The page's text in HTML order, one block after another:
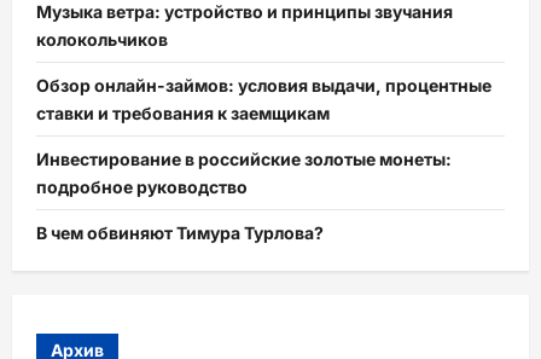
Музыка ветра: устройство и принципы звучания
колокольчиков
Обзор онлайн-займов: условия выдачи, процентные
ставки и требования к заемщикам
Инвестирование в российские золотые монеты:
подробное руководство
В чем обвиняют Тимура Турлова?
Архив